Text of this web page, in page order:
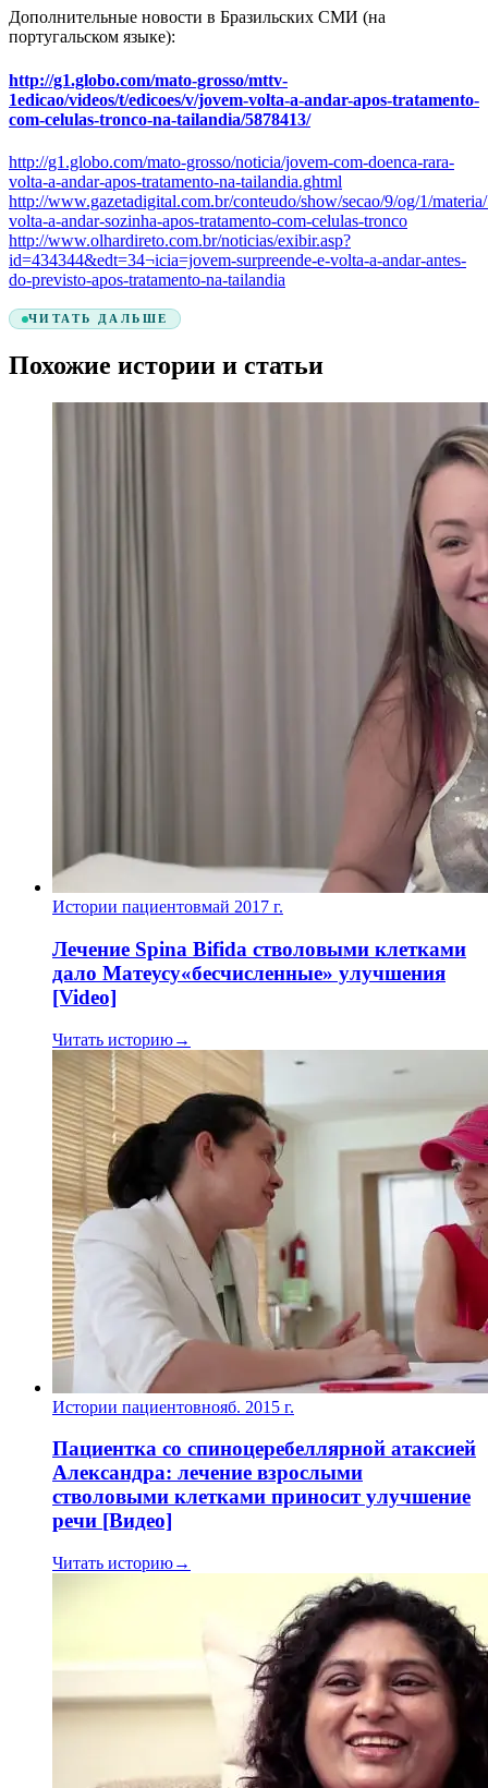
Дополнительные новости в Бразильских СМИ (на
португальском языке):
http://g1.globo.com/mato-grosso/mttv-
1edicao/videos/t/edicoes/v/jovem-volta-a-andar-apos-tratamento-
com-celulas-tronco-na-tailandia/5878413/
http://g1.globo.com/mato-grosso/noticia/jovem-com-doenca-rara-
volta-a-andar-apos-tratamento-na-tailandia.ghtml
http://www.gazetadigital.com.br/conteudo/show/secao/9/og/1/
volta-a-andar-sozinha-apos-tratamento-com-celulas-tronco
http://www.olhardireto.com.br/noticias/exibir.asp?
id=434344&edt=34¬icia=jovem-surpreende-e-volta-a-andar-antes-
do-previsto-apos-tratamento-na-tailandia
ЧИТАТЬ ДАЛЬШЕ
Похожие истории и статьи
Истории пациентовмай 2017 г.
Лечение Spina Bifida стволовыми клетками
дало Матеусу«бесчисленные» улучшения
[Video]
Читать историю→
Истории пациентовнояб. 2015 г.
Пациентка со спиноцеребеллярной атаксией
Александра: лечение взрослыми
стволовыми клетками приносит улучшение
речи [Видео]
Читать историю→